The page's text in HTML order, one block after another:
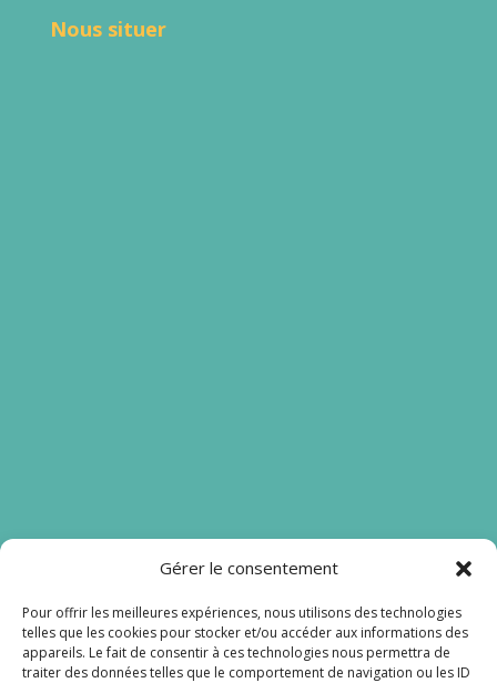
Gérer le consentement
Pour offrir les meilleures expériences, nous utilisons des technologies
telles que les cookies pour stocker et/ou accéder aux informations des
appareils. Le fait de consentir à ces technologies nous permettra de
traiter des données telles que le comportement de navigation ou les ID
Nous situer
Nos liens
Mentions légales
Lien admin